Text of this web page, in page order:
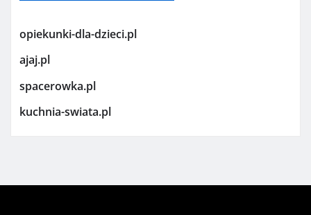
opiekunki-dla-dzieci.pl
ajaj.pl
spacerowka.pl
kuchnia-swiata.pl